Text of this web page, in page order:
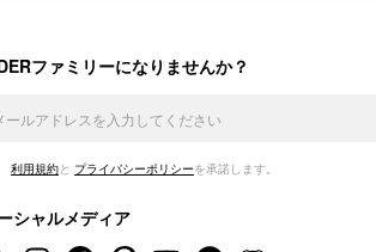
ファミリーになりませんか？
利用規約と プライバシーポリシーを承諾します。
シャルメディア